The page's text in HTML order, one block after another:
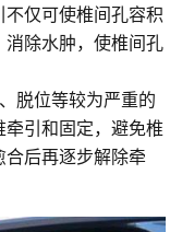
仅可使椎间孔容积
除水肿，使椎间孔
脱位等较为严重的
引和固定，避免椎
后再逐步解除牵